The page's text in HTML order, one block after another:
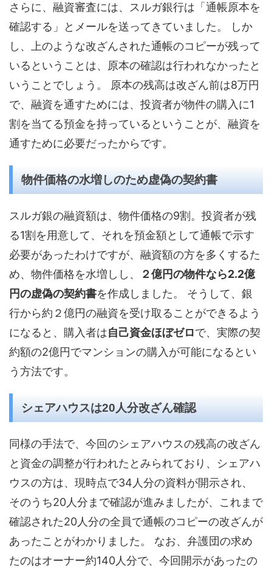
さらに、融資審査には、スルガ銀行は「通帳原本を
確認する」とメールを送ってきていました。 しか
し、上のような改ざんされた通帳のコピーが残って
いるということは、原本の確認は行われなかったと
いうことでしょう。 原本の残高は改ざん前は8万円
で、融資を通すためには、投資者が物件の購入に1
割を当てる預金を持っているということが、融資を
通すために必要だったからです。
物件価格の水増しのため虚偽の契約書
スルガ銀の融資額は、物件価格の9割。投資者が残
る1割を用意して、それを預金額として通帳で示す
必要があったわけですが、融資額の方を多くするた
め、物件価格を水増しし、
２億円の物件なら2.2億
円の虚偽の契約書を作成しました。 そうして、銀
行から約２億円の融資を受け取ることができるよう
になると、購入者は自己資金ほぼゼロで、実際の契
約額の2億円でマンションの購入が可能になるとい
う方法です。
シェアハウスは20人分改ざん確認
同様の手法で、今回のシェアハウスの残高の改ざん
と資金の調整が行われたとみられており、シェアハ
ウスの方は、現時点で34人分の資料が開示され、
そのうち20人分まで確認が進みましたが、これまで
確認された20人分の全員で通帳のコピーの改ざんが
あったことがわかりました。 なお、弁護団の求め
たのはオーナー約140人分で、今回開示があったの